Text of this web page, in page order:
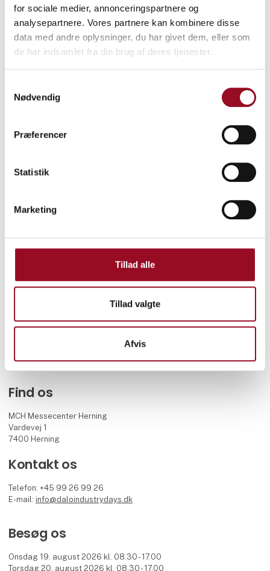
for sociale medier, annonceringspartnere og
analysepartnere. Vores partnere kan kombinere disse
data med andre oplysninger, du har givet dem, eller som
de har indsamlet fra din brug af deres tjenester.
Nødvendig
Præferencer
Statistik
Marketing
Tillad alle
Tillad valgte
Afvis
19. august 2026
kl. 16:00- 16:30
forsvarsindustriudstilling og strækker sig over to dage fyldt med
dialog, demonstrationer og forretningsmuligheder. Her mødes
internationale delegationer og virksomheder med fælles fokus på
Find os
MCH Messecenter Herning
Vardevej 1
7400 Herning
Kontakt os
Telefon: +45 99 26 99 26
E-mail: info@daloindustrydays.dk
Besøg os
Onsdag 19. august 2026 kl. 08.30 - 17.00
Torsdag 20. august 2026 kl. 08.30 - 17.00